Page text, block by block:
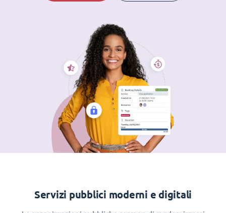
Servizi pubblici moderni e digitali